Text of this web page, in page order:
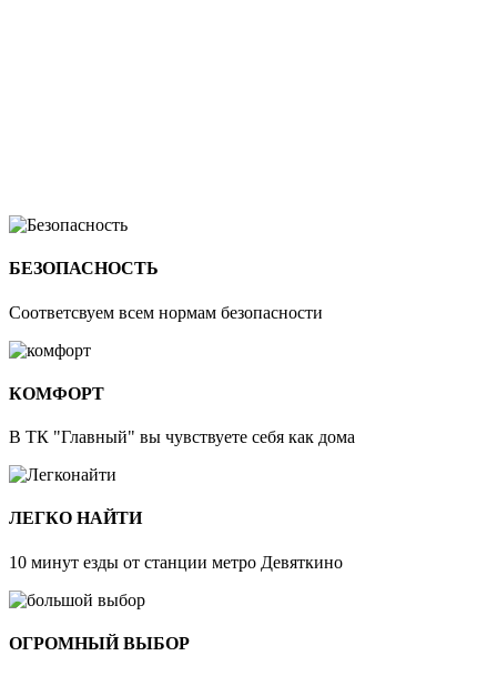
БЕЗОПАСНОСТЬ
Соответсвуем всем нормам безопасности
КОМФОРТ
В ТК "Главный" вы чувствуете себя как дома
ЛЕГКО НАЙТИ
10 минут езды от станции метро Девяткино
ОГРОМНЫЙ ВЫБОР